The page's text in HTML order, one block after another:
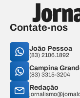
Contate-nos
João Pessoa
(83) 2106.1892
Campina
(83) 3315-3204
Redação